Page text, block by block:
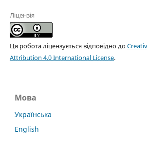
Ліцензія
Ця робота ліцензується відповідно до
Attribution 4.0 International License.
Мова
Українська
English